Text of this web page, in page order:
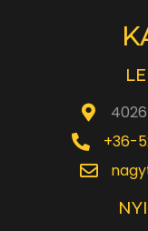
+36-